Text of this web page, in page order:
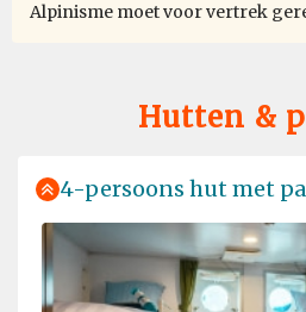
Alpinisme moet voor vertrek
Hutten &
4-persoons hut met